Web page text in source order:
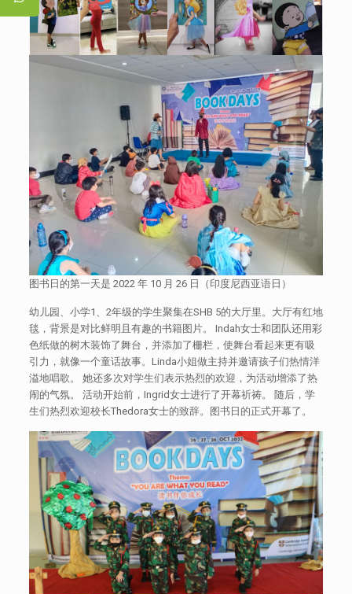
图书日的第一天是 2022 年 10 月 26 日（印度尼西亚语日）
幼儿园、小学1、2年级的学生聚集在SHB 5的大厅里。大厅有红地
毯，背景是对比鲜明且有趣的书籍图片。 Indah女士和团队还用彩
色纸做的树木装饰了舞台，并添加了栅栏，使舞台看起来更有吸
引力，就像一个童话故事。Linda小姐做主持并邀请孩子们热情洋
溢地唱歌。 她还多次对学生们表示热烈的欢迎，为活动增添了热
闹的气氛。 活动开始前，Ingrid女士进行了开幕祈祷。 随后，学
生们热烈欢迎校长Thedora女士的致辞。图书日的正式开幕了。